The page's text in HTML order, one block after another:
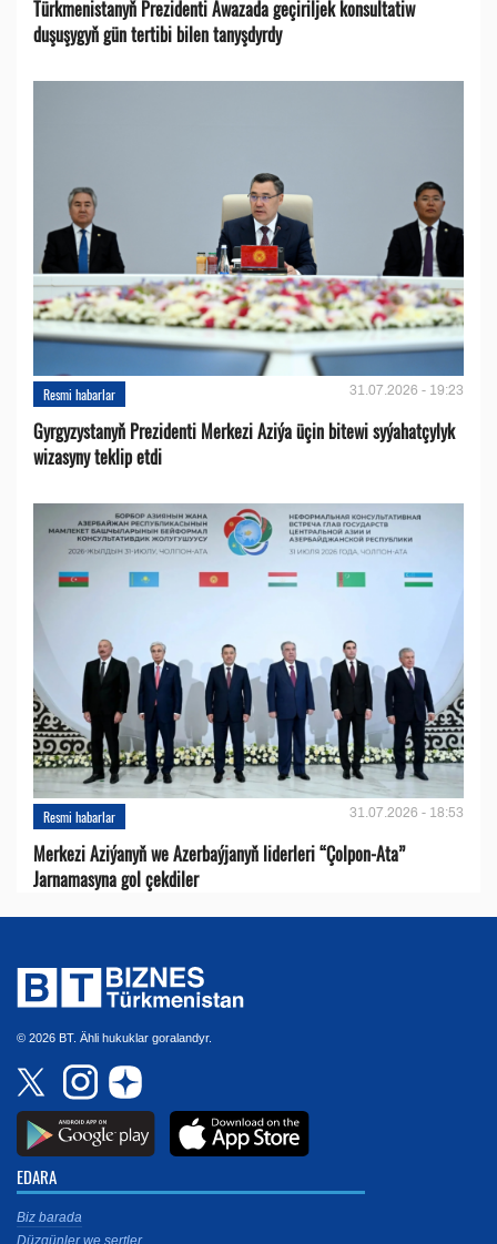
Türkmenistanyň Prezidenti Awazada geçiriljek konsultatiw
duşuşygyň gün tertibi bilen tanyşdyrdy
Resmi habarlar 31.07.2026 - 19:23
Gyrgyzystanyň Prezidenti Merkezi Aziýa üçin bitewi syýahatçylyk
wizasyny teklip etdi
Resmi habarlar 31.07.2026 - 18:53
Merkezi Aziýanyň we Azerbaýjanyň liderleri “Çolpon-Ata”
Jarnamasyna gol çekdiler
© 2026 BT. Ähli hukuklar goralandyr.
EDARA
Biz barada
Düzgünler we şertler